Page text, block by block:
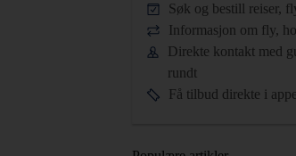
Søk og bestill reiser,
Informasjon om fly,
Direkte kontakt med
rundt
Få tilbud direkte i